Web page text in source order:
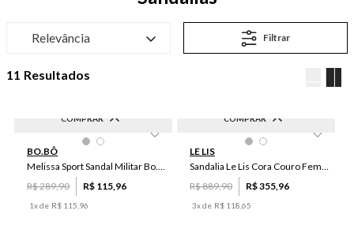
Relevância Filtrar
11
COMPRAR
33/34 39/40
36
38
BO.BÔ
Melissa Sport Sandal Militar Bo.Bô Feminina
R$289,90 R$ 115,96
1x de R$ 115 96
COMPRAR
40
35
34
LE LIS
Sandalia Le Lis Cora Couro Feminina
R$889,90 R$355,96
3x de R$ 118 65